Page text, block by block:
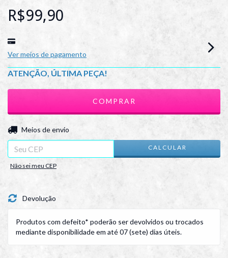
R$99,90
Ver meios de pagamento
ATENÇÃO, ÚLTIMA PEÇA!
Entregas para o CEP:
Meios de envio
CALCULAR
Não sei meu CEP
Devolução
Produtos com defeito* poderão ser devolvidos ou trocados
mediante disponibilidade em até 07 (sete) dias úteis.